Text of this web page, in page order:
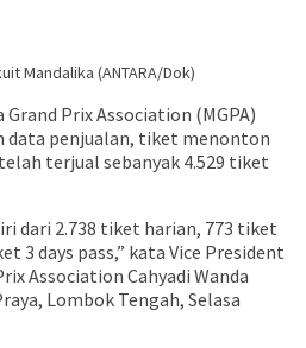
Mandalika (ANTARA/Dok)
Prix Association (MGPA)
data penjualan, tiket menonton
terjual sebanyak 4.529 tiket
dari 2.738 tiket harian, 773 tiket
3 days pass,” kata Vice President
Association Cahyadi Wanda
Lombok Tengah, Selasa